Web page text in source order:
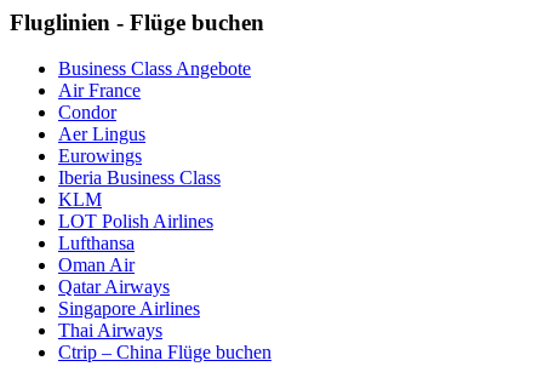
Fluglinien - Flüge buchen
Business Class Angebote
Air France
Condor
Aer Lingus
Eurowings
Iberia Business Class
KLM
LOT Polish Airlines
Lufthansa
Oman Air
Qatar Airways
Singapore Airlines
Thai Airways
Ctrip – China Flüge buchen